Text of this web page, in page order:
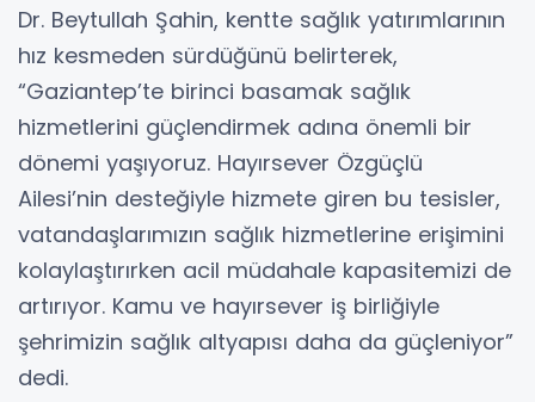
Dr. Beytullah Şahin, kentte sağlık yatırımlarının
hız kesmeden sürdüğünü belirterek,
“Gaziantep’te birinci basamak sağlık
hizmetlerini güçlendirmek adına önemli bir
dönemi yaşıyoruz. Hayırsever Özgüçlü
Ailesi’nin desteğiyle hizmete giren bu tesisler,
vatandaşlarımızın sağlık hizmetlerine erişimini
kolaylaştırırken acil müdahale kapasitemizi de
artırıyor. Kamu ve hayırsever iş birliğiyle
şehrimizin sağlık altyapısı daha da güçleniyor”
dedi.